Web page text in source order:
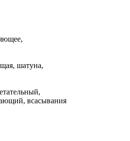
шатуна,
всасывания